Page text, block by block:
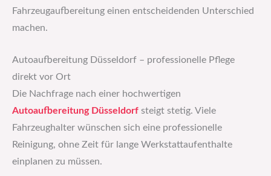
Fahrzeugaufbereitung einen entscheidenden Unterschied
machen.
Autoaufbereitung Düsseldorf – professionelle Pflege
direkt vor Ort
Die Nachfrage nach einer hochwertigen
Autoaufbereitung Düsseldorf steigt stetig. Viele
Fahrzeughalter wünschen sich eine professionelle
Reinigung, ohne Zeit für lange Werkstattaufenthalte
einplanen zu müssen.